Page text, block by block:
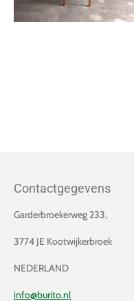
Contactgegevens
Garderbroekerweg 233,
3774 JE Kootwijkerbroek
NEDERLAND
info@burito.nl